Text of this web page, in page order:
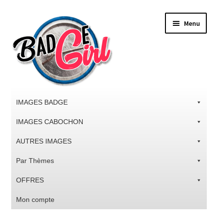
la
navigation
contenu
Menu
IMAGES BADGE
IMAGES CABOCHON
AUTRES IMAGES
Par Thèmes
OFFRES
Mon compte